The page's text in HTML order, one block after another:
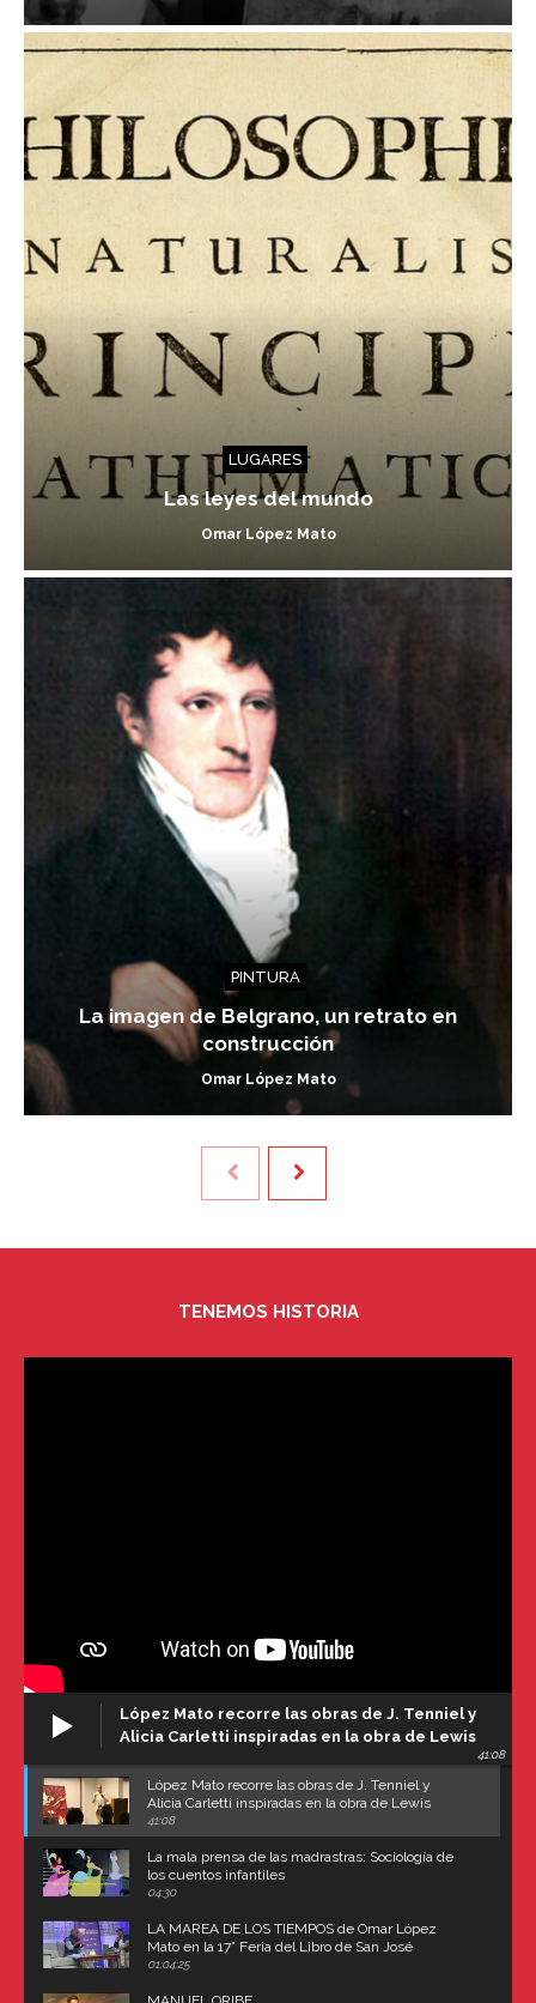
LUGARES
Las leyes del mundo
Omar López Mato
PINTURA
La imagen de Belgrano, un retrato en
construcción
Omar López Mato
TENEMOS HISTORIA
López Mato recorre las obras de J. Tenniel y
Alicia Carletti inspiradas en la obra de Lewis
41:08
López Mato recorre las obras de J. Tenniel y
Alicia Carletti inspiradas en la obra de Lewis
Carroll
41:08
La mala prensa de las madrastras: Sociología de
los cuentos infantiles
04:30
LA MAREA DE LOS TIEMPOS de Omar López
Mato en la 17° Feria del Libro de San José
(Uruguay)
01:04:25